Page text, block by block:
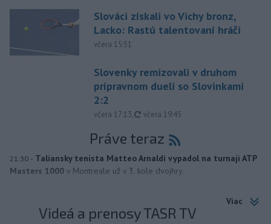
Slováci získali vo Vichy bronz,
Lacko: Rastú talentovaní hráči
včera 15:51
Slovenky remizovali v druhom
prípravnom dueli so Slovinkami
2:2
včera 17:13, aktualizované
včera 19:45
Práve teraz
21:30 - Taliansky tenista Matteo Arnaldi vypadol na turnaji ATP
Masters 1000 v Montreale už v 3. kole dvojhry.
Viac
Videá a prenosy TASR TV